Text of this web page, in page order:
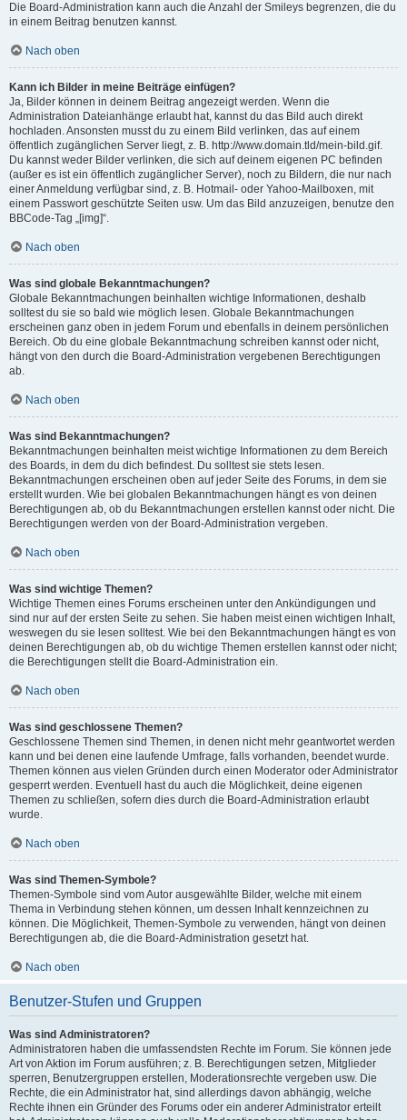
Die Board-Administration kann auch die Anzahl der Smileys begrenzen, die du
in einem Beitrag benutzen kannst.
Nach oben
Kann ich Bilder in meine Beiträge einfügen?
Ja, Bilder können in deinem Beitrag angezeigt werden. Wenn die
Administration Dateianhänge erlaubt hat, kannst du das Bild auch direkt
hochladen. Ansonsten musst du zu einem Bild verlinken, das auf einem
öffentlich zugänglichen Server liegt, z. B. http://www.domain.tld/mein-bild.gif.
Du kannst weder Bilder verlinken, die sich auf deinem eigenen PC befinden
(außer es ist ein öffentlich zugänglicher Server), noch zu Bildern, die nur nach
einer Anmeldung verfügbar sind, z. B. Hotmail- oder Yahoo-Mailboxen, mit
einem Passwort geschützte Seiten usw. Um das Bild anzuzeigen, benutze den
BBCode-Tag „[img]“.
Nach oben
Was sind globale Bekanntmachungen?
Globale Bekanntmachungen beinhalten wichtige Informationen, deshalb
solltest du sie so bald wie möglich lesen. Globale Bekanntmachungen
erscheinen ganz oben in jedem Forum und ebenfalls in deinem persönlichen
Bereich. Ob du eine globale Bekanntmachung schreiben kannst oder nicht,
hängt von den durch die Board-Administration vergebenen Berechtigungen
ab.
Nach oben
Was sind Bekanntmachungen?
Bekanntmachungen beinhalten meist wichtige Informationen zu dem Bereich
des Boards, in dem du dich befindest. Du solltest sie stets lesen.
Bekanntmachungen erscheinen oben auf jeder Seite des Forums, in dem sie
erstellt wurden. Wie bei globalen Bekanntmachungen hängt es von deinen
Berechtigungen ab, ob du Bekanntmachungen erstellen kannst oder nicht. Die
Berechtigungen werden von der Board-Administration vergeben.
Nach oben
Was sind wichtige Themen?
Wichtige Themen eines Forums erscheinen unter den Ankündigungen und
sind nur auf der ersten Seite zu sehen. Sie haben meist einen wichtigen Inhalt,
weswegen du sie lesen solltest. Wie bei den Bekanntmachungen hängt es von
deinen Berechtigungen ab, ob du wichtige Themen erstellen kannst oder nicht;
die Berechtigungen stellt die Board-Administration ein.
Nach oben
Was sind geschlossene Themen?
Geschlossene Themen sind Themen, in denen nicht mehr geantwortet werden
kann und bei denen eine laufende Umfrage, falls vorhanden, beendet wurde.
Themen können aus vielen Gründen durch einen Moderator oder Administrator
gesperrt werden. Eventuell hast du auch die Möglichkeit, deine eigenen
Themen zu schließen, sofern dies durch die Board-Administration erlaubt
wurde.
Nach oben
Was sind Themen-Symbole?
Themen-Symbole sind vom Autor ausgewählte Bilder, welche mit einem
Thema in Verbindung stehen können, um dessen Inhalt kennzeichnen zu
können. Die Möglichkeit, Themen-Symbole zu verwenden, hängt von deinen
Berechtigungen ab, die die Board-Administration gesetzt hat.
Nach oben
Benutzer-Stufen und Gruppen
Was sind Administratoren?
Administratoren haben die umfassendsten Rechte im Forum. Sie können jede
Art von Aktion im Forum ausführen; z. B. Berechtigungen setzen, Mitglieder
sperren, Benutzergruppen erstellen, Moderationsrechte vergeben usw. Die
Rechte, die ein Administrator hat, sind allerdings davon abhängig, welche
Rechte ihnen ein Gründer des Forums oder ein anderer Administrator erteilt